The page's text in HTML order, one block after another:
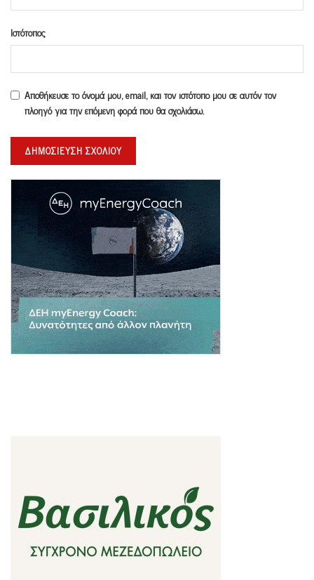
Ιστότοπος
Αποθήκευσε το όνομά μου, email, και τον ιστότοπο μου σε αυτόν τον
πλοηγό για την επόμενη φορά που θα σχολιάσω.